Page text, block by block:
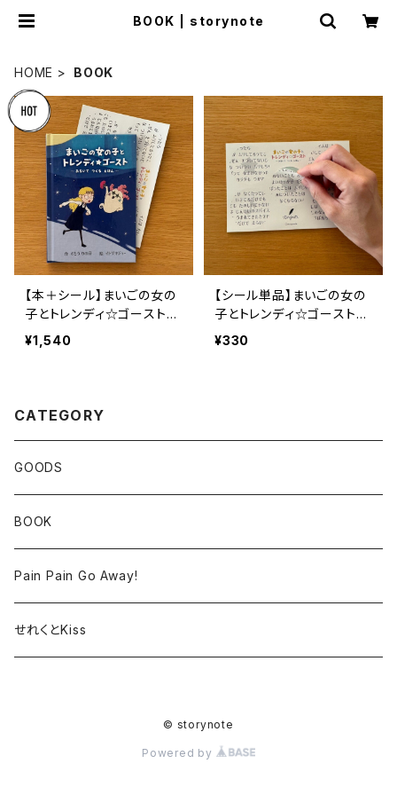
BOOK | storynote
HOME BOOK
【本＋シール】まいごの女の
子とトレンディ☆ゴースト
～あるいて つくる えほ
ん～
¥1,540
【シール単品】まいごの女の
子とトレンディ☆ゴースト
～あるいて つくる えほ
¥330
CATEGORY
GOODS
BOOK
Pain Pain Go Away!
せれくとKiss
© storynote
Powered by